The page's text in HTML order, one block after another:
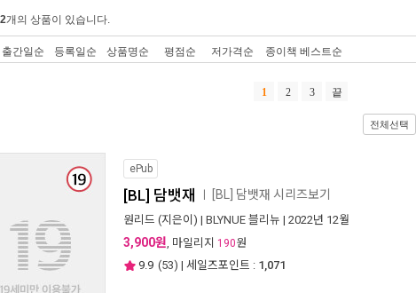
개의 상품이 있습니다.
출간일순 등록일순 상품명순 평점순 저가격순 종이책 베스트순
1 2 3 끝
전체선택
ePub
[BL] 담뱃재 [BL] 담뱃재 시리즈보기
원리드 (지은이) | BLYNUE 블리뉴 | 2022년 12월
3,900원, 마일리지 190원
9.9 (53) | 세일즈포인트 : 1,071